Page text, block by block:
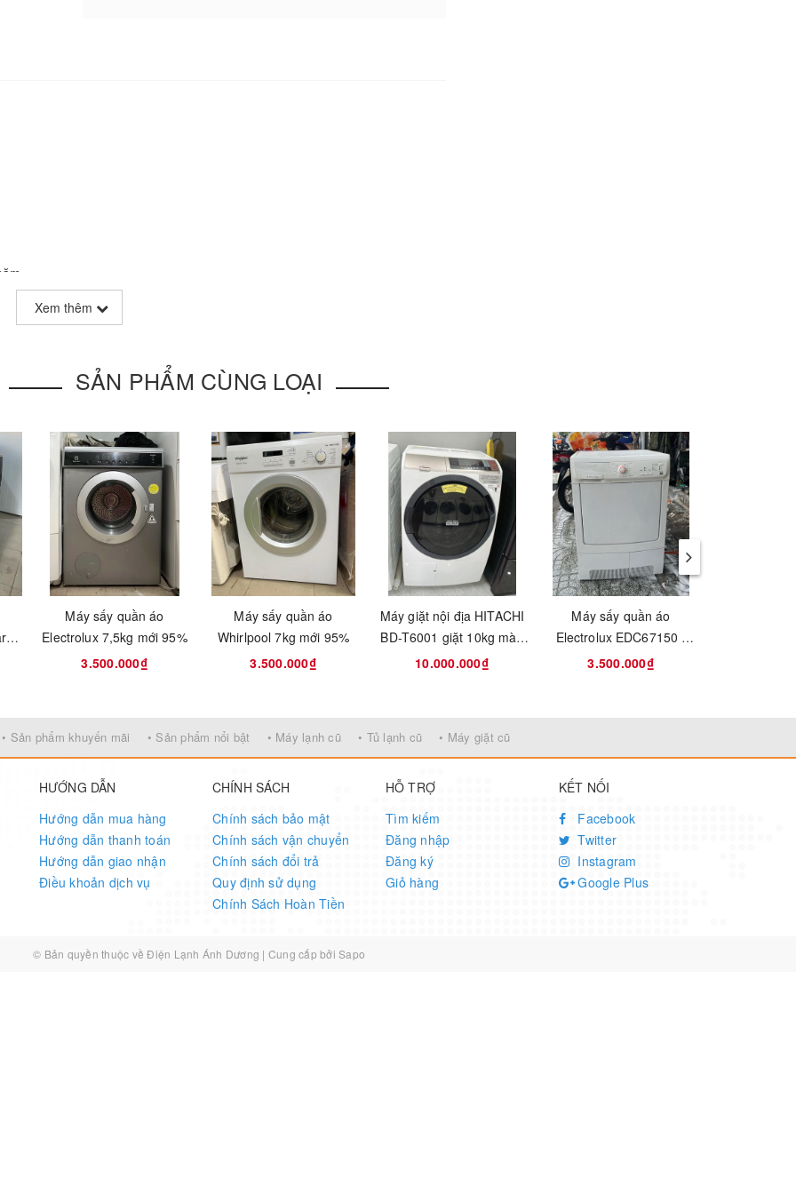
Xem thêm
SẢN PHẨM CÙNG LOẠI
Máy sấy quần áo
Electrolux 7,5kg mới 95%
3.500.000₫
Máy sấy quần áo
Whirlpool 7kg mới 95%
3.500.000₫
Máy giặt nội địa HITACHI
BD-T6001 giặt 10kg màu
trắng date 2018
10.000.000₫
Máy sấy quần áo
Electrolux EDC67150 -
7kg mới 95%
3.500.000₫
• Sản phẩm khuyến mãi • Sản phẩm nổi bật • Máy lạnh cũ • Tủ lạnh cũ • Máy giặt cũ
HƯỚNG DẪN
Hướng dẫn mua hàng
Hướng dẫn thanh toán
Hướng dẫn giao nhận
Điều khoản dịch vụ
CHÍNH SÁCH
Chính sách bảo mật
Chính sách vận chuyển
Chính sách đổi trả
Quy định sử dụng
Chính Sách Hoàn Tiền
HỖ TRỢ
Tìm kiếm
Đăng nhập
Đăng ký
Giỏ hàng
KẾT NỐI
Facebook
Twitter
Instagram
Google Plus
© Bản quyền thuộc vềĐiện Lạnh Ánh Dương | Cung cấp bởi Sapo